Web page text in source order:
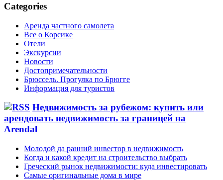
Categories
Аренда частного самолета
Все о Корсике
Отели
Экскурсии
Новости
Достопримечательности
Брюссель. Прогулка по Брюгге
Информация для туристов
Недвижимость за рубежом: купить или
арендовать недвижимость за границей на
Arendal
Молодой да ранний инвестор в недвижимость
Когда и какой кредит на строительство выбрать
Греческий рынок недвижимости: куда инвестировать
Самые оригинальные дома в мире